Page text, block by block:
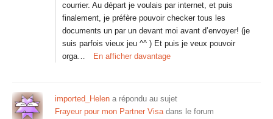
courrier. Au départ je voulais par internet, et puis
finalement, je préfère pouvoir checker tous les
documents un par un devant moi avant d’envoyer! (je
suis parfois vieux jeu ^^ ) Et puis je veux pouvoir
orga…
En afficher davantage
imported_Helen a répondu au sujet
Frayeur pour mon Partner Visadans le forum